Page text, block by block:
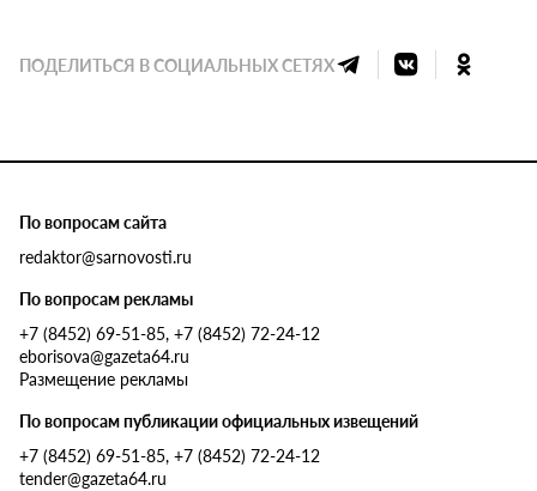
ПОДЕЛИТЬСЯ В СОЦИАЛЬНЫХ СЕТЯХ
По вопросам сайта
redaktor@sarnovosti.ru
По вопросам рекламы
+7 (8452) 69-51-85, +7 (8452) 72-24-12
eborisova@gazeta64.ru
Размещение рекламы
По вопросам публикации официальных извещений
+7 (8452) 69-51-85, +7 (8452) 72-24-12
tender@gazeta64.ru